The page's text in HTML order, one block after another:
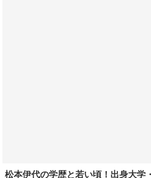
松本伊代の学歴と若い頃！出身大学